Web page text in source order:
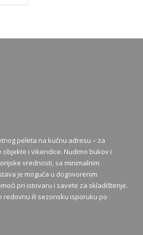
peleta na kućnu adresu – za
i vikendice. Nudimo bukov i
vrednosti, sa minimalnim
je moguća u dogovorenim
pri istovaru i savete za skladištenje.
redovnu ili sezonsku isporuku po